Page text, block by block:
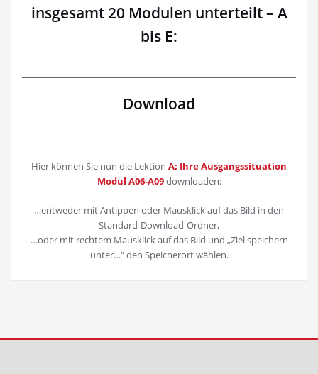
insgesamt 20 Modulen unterteilt – A
bis E:
Download
Hier können Sie nun die Lektion A: Ihre Ausgangssituation
Modul A06-A09downloaden:
…entweder mit Antippen oder Mausklick auf das Bild in den
Standard-Download-Ordner,
…oder mit rechtem Mausklick auf das Bild und „Ziel speichern
unter…“ den Speicherort wählen.